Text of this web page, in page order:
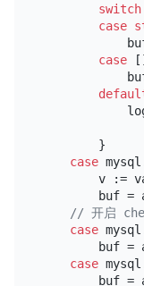
switch
case
case []
        }
case
v :=
buf =
// 开启
case
buf =
case
buf =